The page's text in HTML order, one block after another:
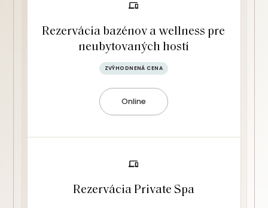
Rezervácia bazénov a wellness pre
neubytovaných hostí
ZVÝHODNENÁ CENA
Online
Rezervácia Private Spa